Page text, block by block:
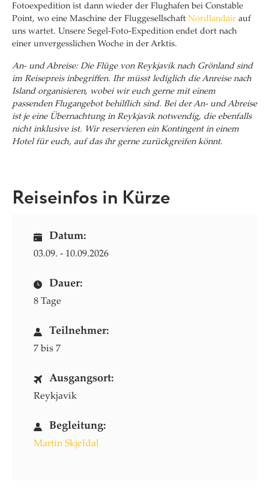
Fotoexpedition ist dann wieder der Flughafen bei Constable
Point, wo eine Maschine der Fluggesellschaft Nordlandair auf
uns wartet. Unsere Segel-Foto-Expedition endet dort nach
einer unvergesslichen Woche in der Arktis.
An- und Abreise: Die Flüge von Reykjavik nach Grönland sind
im Reisepreis inbegriffen. Ihr müsst lediglich die Anreise nach
Island organisieren, wobei wir euch gerne mit einem
passenden Flugangebot behilflich sind. Bei der An- und Abreise
ist je eine Übernachtung in Reykjavik notwendig, die ebenfalls
nicht inklusive ist. Wir reservieren ein Kontingent in einem
Hotel für euch, auf das ihr gerne zurückgreifen könnt.
Reiseinfos in Kürze
Datum:
03.09. - 10.09.2026
Dauer:
8 Tage
Teilnehmer:
7 bis 7
Ausgangsort:
Reykjavik
Begleitung:
Martin Skjeldal